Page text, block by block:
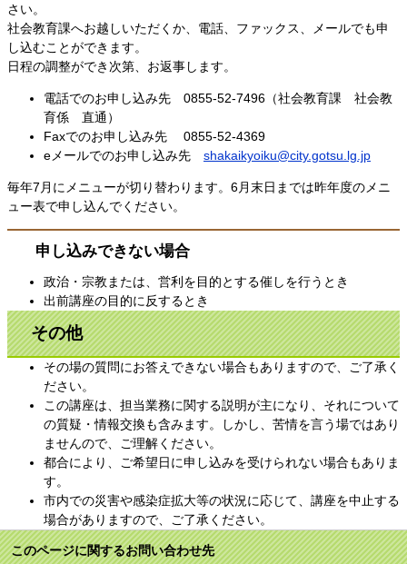
さい。
社会教育課へお越しいただくか、電話、ファックス、メールでも申
し込むことができます。
日程の調整ができ次第、お返事します。
電話でのお申し込み先 0855-52-7496（社会教育課 社会教
育係 直通）
Faxでのお申し込み先 0855-52-4369
eメールでのお申し込み先 shakaikyoiku@city.gotsu.lg.jp
毎年7月にメニューが切り替わります。6月末日までは昨年度のメニ
ュー表で申し込んでください。
申し込みできない場合
政治・宗教または、営利を目的とする催しを行うとき
出前講座の目的に反するとき
その他
その場の質問にお答えできない場合もありますので、ご了承く
ださい。
この講座は、担当業務に関する説明が主になり、それについて
の質疑・情報交換も含みます。しかし、苦情を言う場ではあり
ませんので、ご理解ください。
都合により、ご希望日に申し込みを受けられない場合もありま
す。
市内での災害や感染症拡大等の状況に応じて、講座を中止する
場合がありますので、ご了承ください。
このページに関するお問い合わせ先